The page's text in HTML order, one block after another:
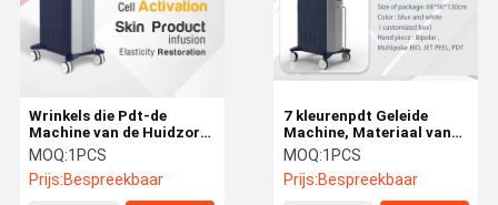
Wrinkels die Pdt-de
Machine van de Huidzorg,
Machine van de 5 Kleuren
de Rode Blauwe Gele
Gezichts Lichte Therapie
MOQ:1PCS
Prijs:Bespreekbaar
7 kleurenpdt Geleide
Machine, Materiaal van
de de Huidzorg van 650W
het Gezichts Geen
Onderbrekings
Gemakkelijk Gebruik
MOQ:1PCS
Prijs:Bespreekbaar